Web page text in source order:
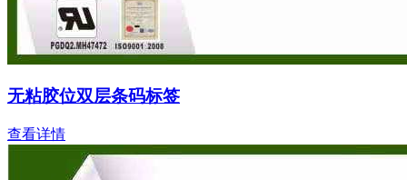
无粘胶位双层条码标签
查看详情